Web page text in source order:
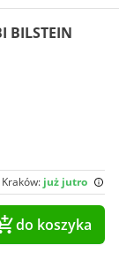
BILSTEIN
Kraków: już jutro
do koszyka